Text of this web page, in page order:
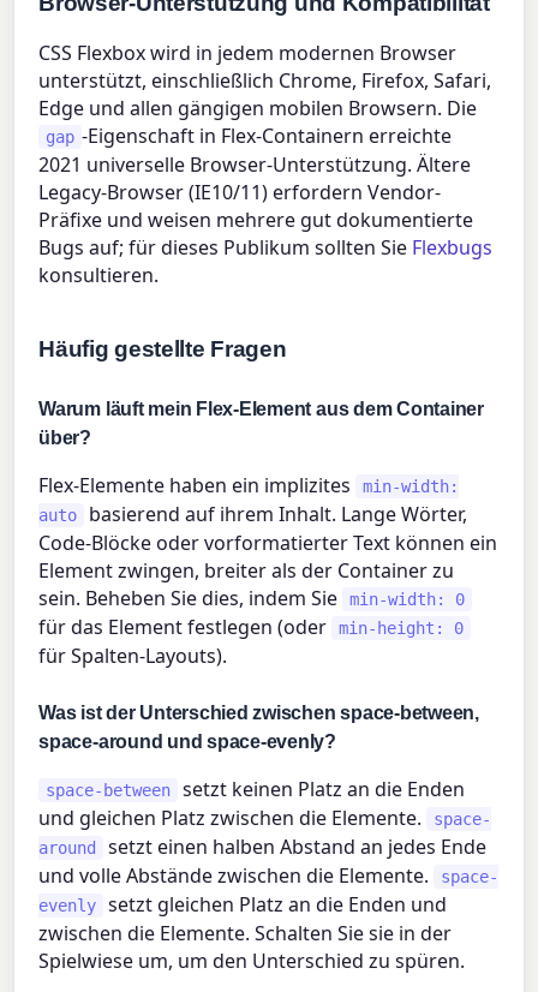
CSS Flexbox wird in jedem modernen Browser
unterstützt, einschließlich Chrome, Firefox, Safari,
Edge und allen gängigen mobilen Browsern. Die
gap -Eigenschaft in Flex-Containern erreichte
2021 universelle Browser-Unterstützung. Ältere
Legacy-Browser (IE10/11) erfordern Vendor-
Präfixe und weisen mehrere gut dokumentierte
Bugs auf; für dieses Publikum sollten Sie Flexbugs
konsultieren.
Häufig gestellte Fragen
Warum läuft mein Flex-Element aus dem Container
über?
Flex-Elemente haben ein implizites
min-width:
auto
basierend auf ihrem Inhalt. Lange Wörter,
Code-Blöcke oder vorformatierter Text können ein
Element zwingen, breiter als der Container zu
sein. Beheben Sie dies, indem Sie
min-width: 0
für das Element festlegen (oder min-height: 0
für Spalten-Layouts).
Was ist der Unterschied zwischen space-between,
space-around und space-evenly?
space-between
setzt keinen Platz an die Enden
und gleichen Platz zwischen die Elemente.
space-
around
setzt einen halben Abstand an jedes Ende
und volle Abstände zwischen die Elemente.
space-
evenly
setzt gleichen Platz an die Enden und
zwischen die Elemente. Schalten Sie sie in der
Spielwiese um, um den Unterschied zu spüren.